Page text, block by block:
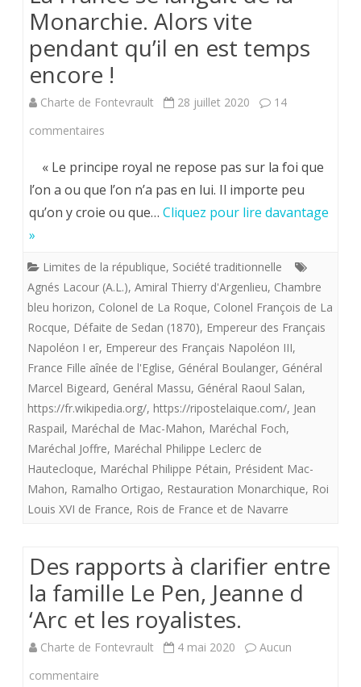
Monarchie. Alors vite
pendant qu’il en est temps
encore !
Charte de Fontevrault 28 juillet 2020
14
commentaires
France
se
de
Monarchie.
Alors
vite
pendant
en
est
« Le principe royal ne repose pas sur la foi que
l’on a ou que l’on n’a pas en lui. Il importe peu
qu’on y croie ou que… Cliquez pour lire davantage
»
Limites de la république, Société traditionnelle
Agnés Lacour (A.L.), Amiral Thierry d'Argenlieu, Chambre
bleu horizon, Colonel de La Roque, Colonel François de La
Rocque, Défaite de Sedan (1870), Empereur des Français
Napoléon I er, Empereur des Français Napoléon III,
France Fille aînée de l'Eglise, Général Boulanger, Général
Marcel Bigeard, Genéral Massu, Général Raoul Salan,
https://fr.wikipedia.org/, https://ripostelaique.com/, Jean
Raspail, Maréchal de Mac-Mahon, Maréchal Foch,
Maréchal Joffre, Maréchal Philippe Leclerc de
Hautecloque, Maréchal Philippe Pétain, Président Mac-
Mahon, Ramalho Ortigao, Restauration Monarchique, Roi
Louis XVI de France, Rois de France et de Navarre
Des rapports à clarifier entre
la famille Le Pen, Jeanne d
‘Arc et les royalistes.
Charte de Fontevrault 4 mai 2020
Aucun
commentaire